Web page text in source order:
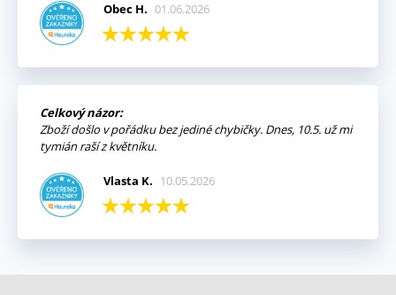
Obec H. 01.06.2026
Celkový názor:
Zboží došlo v pořádku bez jediné chybičky. Dnes, 10.5. už mi
tymián raší z květníku.
Vlasta K. 10.05.2026